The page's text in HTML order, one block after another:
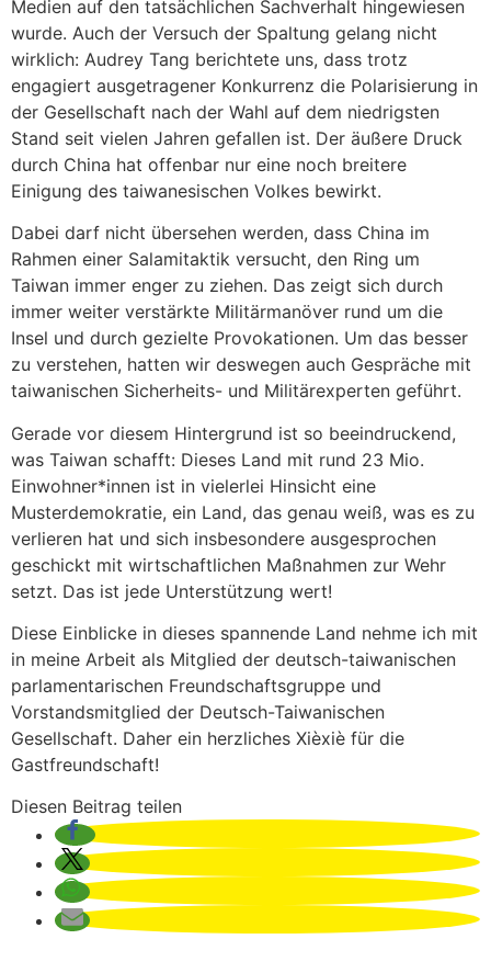
Medien auf den tatsächlichen Sachverhalt hingewiesen
wurde. Auch der Versuch der Spaltung gelang nicht
wirklich: Audrey Tang berichtete uns, dass trotz
engagiert ausgetragener Konkurrenz die Polarisierung in
der Gesellschaft nach der Wahl auf dem niedrigsten
Stand seit vielen Jahren gefallen ist. Der äußere Druck
durch China hat offenbar nur eine noch breitere
Einigung des taiwanesischen Volkes bewirkt.
Dabei darf nicht übersehen werden, dass China im
Rahmen einer Salamitaktik versucht, den Ring um
Taiwan immer enger zu ziehen. Das zeigt sich durch
immer weiter verstärkte Militärmanöver rund um die
Insel und durch gezielte Provokationen. Um das besser
zu verstehen, hatten wir deswegen auch Gespräche mit
taiwanischen Sicherheits- und Militärexperten geführt.
Gerade vor diesem Hintergrund ist so beeindruckend,
was Taiwan schafft: Dieses Land mit rund 23 Mio.
Einwohner*innen ist in vielerlei Hinsicht eine
Musterdemokratie, ein Land, das genau weiß, was es zu
verlieren hat und sich insbesondere ausgesprochen
geschickt mit wirtschaftlichen Maßnahmen zur Wehr
setzt. Das ist jede Unterstützung wert!
Diese Einblicke in dieses spannende Land nehme ich mit
in meine Arbeit als Mitglied der deutsch-taiwanischen
parlamentarischen Freundschaftsgruppe und
Vorstandsmitglied der Deutsch-Taiwanischen
Gesellschaft. Daher ein herzliches Xièxiè für die
Gastfreundschaft!
Diesen Beitrag teilen